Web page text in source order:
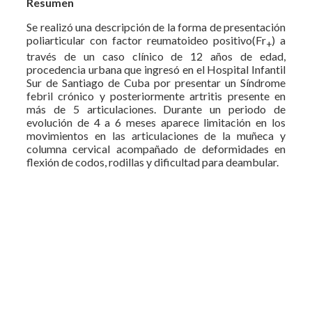
Se realizó una descripción de la forma de presentación
poliarticular con factor reumatoideo positivo(Fr+) a
través de un caso clínico de 12 años de edad,
procedencia urbana que ingresó en el Hospital Infantil
Sur de Santiago de Cuba por presentar un Síndrome
febril crónico y posteriormente artritis presente en
más de 5 articulaciones. Durante un periodo de
evolución de 4 a 6 meses aparece limitación en los
movimientos en las articulaciones de la muñeca y
columna cervical acompañado de deformidades en
flexión de codos, rodillas y dificultad para deambular.